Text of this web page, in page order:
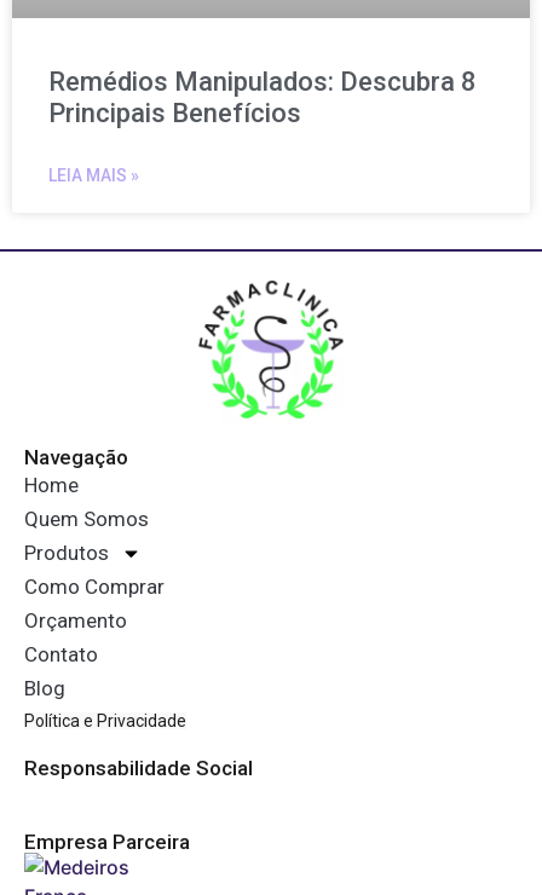
Remédios Manipulados: Descubra 8
Principais Benefícios
LEIA MAIS »
Navegação
Home
Quem Somos
Produtos
Como Comprar
Orçamento
Contato
Blog
Política e Privacidade
Responsabilidade Social
Empresa Parceira